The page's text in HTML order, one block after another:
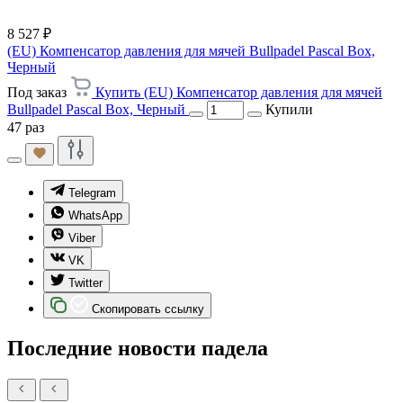
8 527 ₽
(EU) Компенсатор давления для мячей Bullpadel Pascal Box,
Черный
Под заказ
Купить (EU) Компенсатор давления для мячей
Bullpadel Pascal Box, Черный
Купили
47 раз
Telegram
WhatsApp
Viber
VK
Twitter
Скопировать ссылку
Последние новости падела